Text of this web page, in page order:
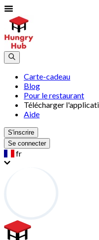
Carte-cadeau
Blog
Pour le restaurant
Télécharger
Aide
S'inscrire
Se connecter
fr